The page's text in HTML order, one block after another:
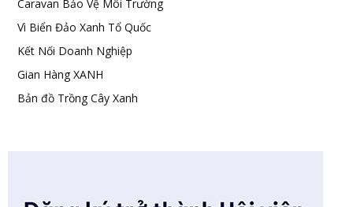
Caravan Bảo Vệ Môi Trường
Vì Biển Đảo Xanh Tổ Quốc
Kết Nối Doanh Nghiệp
Gian Hàng XANH
Bản đồ Trồng Cây Xanh